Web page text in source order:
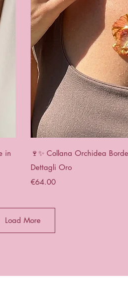
in
🍷✨ Collana Orchidea
Dettagli Oro
Price
€64.00
Load More